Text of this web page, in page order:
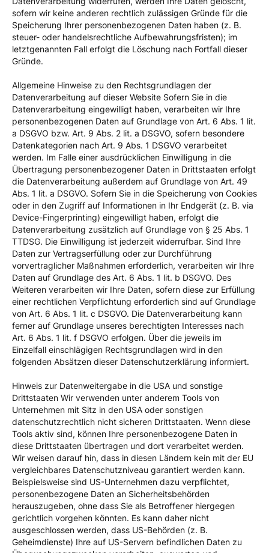
sofern wir keine anderen rechtlich zulässigen Gründe für die
Speicherung Ihrer personenbezogenen Daten haben (z. B.
steuer- oder handelsrechtliche Aufbewahrungsfristen); im
letztgenannten Fall erfolgt die Löschung nach Fortfall dieser
Gründe.
Allgemeine Hinweise zu den Rechtsgrundlagen der
Datenverarbeitung auf dieser Website Sofern Sie in die
Datenverarbeitung eingewilligt haben, verarbeiten wir Ihre
personenbezogenen Daten auf Grundlage von Art. 6 Abs. 1 lit.
a DSGVO bzw. Art. 9 Abs. 2 lit. a DSGVO, sofern besondere
Datenkategorien nach Art. 9 Abs. 1 DSGVO verarbeitet
werden. Im Falle einer ausdrücklichen Einwilligung in die
Übertragung personenbezogener Daten in Drittstaaten erfolgt
die Datenverarbeitung außerdem auf Grundlage von Art. 49
Abs. 1 lit. a DSGVO. Sofern Sie in die Speicherung von Cookies
oder in den Zugriff auf Informationen in Ihr Endgerät (z. B. via
Device-Fingerprinting) eingewilligt haben, erfolgt die
Datenverarbeitung zusätzlich auf Grundlage von § 25 Abs. 1
TTDSG. Die Einwilligung ist jederzeit widerrufbar. Sind Ihre
Daten zur Vertragserfüllung oder zur Durchführung
vorvertraglicher Maßnahmen erforderlich, verarbeiten wir Ihre
Daten auf Grundlage des Art. 6 Abs. 1 lit. b DSGVO. Des
Weiteren verarbeiten wir Ihre Daten, sofern diese zur Erfüllung
einer rechtlichen Verpflichtung erforderlich sind auf Grundlage
von Art. 6 Abs. 1 lit. c DSGVO. Die Datenverarbeitung kann
ferner auf Grundlage unseres berechtigten Interesses nach
Art. 6 Abs. 1 lit. f DSGVO erfolgen. Über die jeweils im
Einzelfall einschlägigen Rechtsgrundlagen wird in den
folgenden Absätzen dieser Datenschutzerklärung informiert.
Hinweis zur Datenweitergabe in die USA und sonstige
Drittstaaten Wir verwenden unter anderem Tools von
Unternehmen mit Sitz in den USA oder sonstigen
datenschutzrechtlich nicht sicheren Drittstaaten. Wenn diese
Tools aktiv sind, können Ihre personenbezogene Daten in
diese Drittstaaten übertragen und dort verarbeitet werden.
Wir weisen darauf hin, dass in diesen Ländern kein mit der EU
vergleichbares Datenschutzniveau garantiert werden kann.
Beispielsweise sind US-Unternehmen dazu verpflichtet,
personenbezogene Daten an Sicherheitsbehörden
herauszugeben, ohne dass Sie als Betroffener hiergegen
gerichtlich vorgehen könnten. Es kann daher nicht
ausgeschlossen werden, dass US-Behörden (z. B.
Geheimdienste) Ihre auf US-Servern befindlichen Daten zu